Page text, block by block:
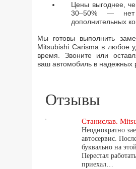
Цены выгоднее,
30–50% —
дополнительных
Мы готовы выполнить
Mitsubishi Carisma в любое
время. Звоните или
ваш автомобиль в надежных
Отзывы
Станислав.
Неоднократно
автосервис.
буквально на
Перестал
приехал…